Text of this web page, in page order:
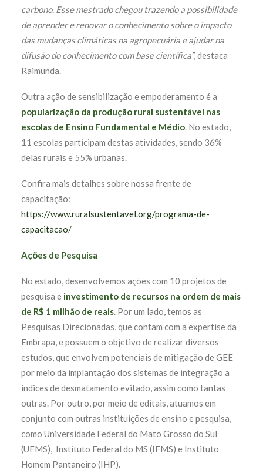
carbono. Esse mestrado chegou trazendo a possibilidade
de aprender e renovar o conhecimento sobre o impacto
das mudanças climáticas na agropecuária e ajudar na
difusão do conhecimento com base científica”, destaca
Raimunda.
Outra ação de sensibilização e empoderamento é a
popularização da produção rural sustentável nas
escolas de Ensino Fundamental e Médio. No estado,
11 escolas participam destas atividades, sendo 36%
delas rurais e 55% urbanas.
Confira mais detalhes sobre nossa frente de
capacitação:
https://www.ruralsustentavel.org/programa-de-
capacitacao/
Ações de Pesquisa
No estado, desenvolvemos ações com 10 projetos de
pesquisa e investimento de recursos na ordem de mais
de R$ 1 milhão de reais. Por um lado, temos as
Pesquisas Direcionadas, que contam com a expertise da
Embrapa, e possuem o objetivo de realizar diversos
estudos, que envolvem potenciais de mitigação de GEE
por meio da implantação dos sistemas de integração a
índices de desmatamento evitado, assim como tantas
outras. Por outro, por meio de editais, atuamos em
conjunto com outras instituições de ensino e pesquisa,
como Universidade Federal do Mato Grosso do Sul
(UFMS), Instituto Federal do MS (IFMS) e Instituto
Homem Pantaneiro (IHP).